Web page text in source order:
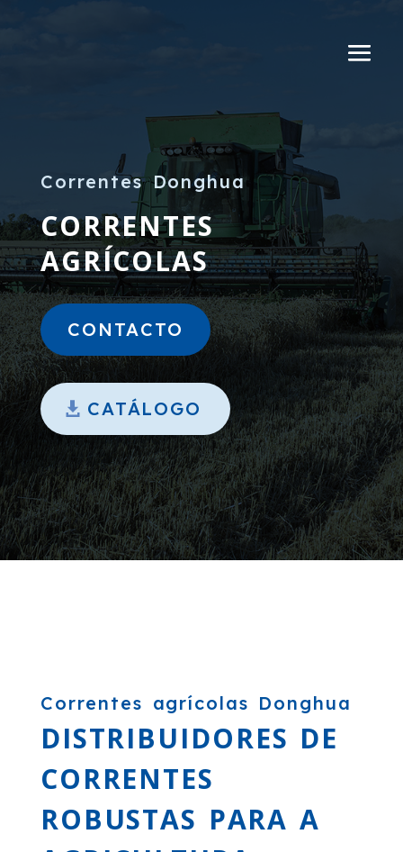
Correntes Donghua
CORRENTES
AGRÍCOLAS
CONTACTO
CATÁLOGO
Correntes agrícolas Donghua
DISTRIBUIDORES DE
CORRENTES
ROBUSTAS PARA A